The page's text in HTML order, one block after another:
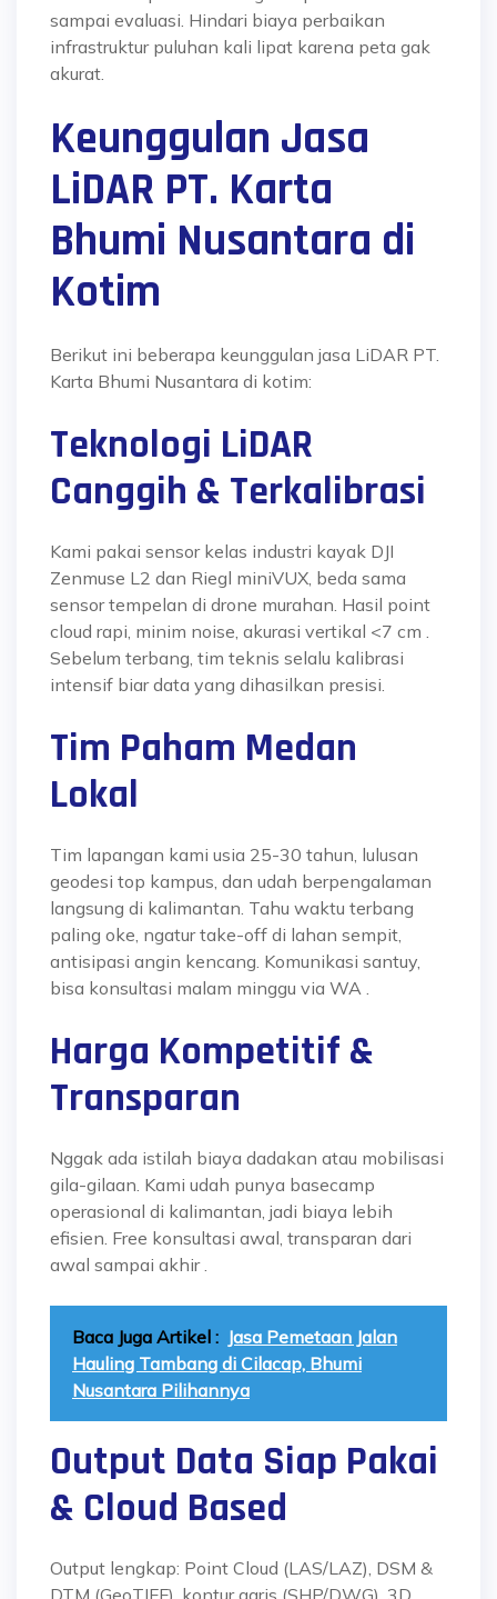
sampai evaluasi. Hindari biaya perbaikan
infrastruktur puluhan kali lipat karena peta gak
akurat.
Keunggulan Jasa
LiDAR PT. Karta
Bhumi Nusantara di
Kotim
Berikut ini beberapa keunggulan jasa LiDAR PT.
Karta Bhumi Nusantara di kotim:
Teknologi LiDAR
Canggih & Terkalibrasi
Kami pakai sensor kelas industri kayak DJI
Zenmuse L2 dan Riegl miniVUX, beda sama
sensor tempelan di drone murahan. Hasil point
cloud rapi, minim noise, akurasi vertikal <7 cm .
Sebelum terbang, tim teknis selalu kalibrasi
intensif biar data yang dihasilkan presisi.
Tim Paham Medan
Lokal
Tim lapangan kami usia 25-30 tahun, lulusan
geodesi top kampus, dan udah berpengalaman
langsung di kalimantan. Tahu waktu terbang
paling oke, ngatur take-off di lahan sempit,
antisipasi angin kencang. Komunikasi santuy,
bisa konsultasi malam minggu via WA .
Harga Kompetitif &
Transparan
Nggak ada istilah biaya dadakan atau mobilisasi
gila-gilaan. Kami udah punya basecamp
operasional di kalimantan, jadi biaya lebih
efisien. Free konsultasi awal, transparan dari
awal sampai akhir.
Baca Juga Artikel : Jasa Pemetaan Jalan
Hauling Tambang di Cilacap, Bhumi
Nusantara Pilihannya
Output Data Siap Pakai
& Cloud Based
Output lengkap: Point Cloud (LAS/LAZ), DSM &